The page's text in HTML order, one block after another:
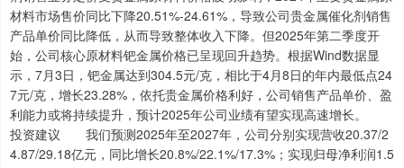
材料市场售价同比下降20.51%-24.61%，导致公司贵金属催化剂销售
产品单价同比降低，从而导致整体收入下降。但2025年第二季度开
始，公司核心原材料钯金属价格已呈现回升趋势。根据Wind数据显
示，7月3日，钯金属达到304.5元/克，相比于4月8日的年内最低点24
7元/克，增长23.28%，依托贵金属价格利好，公司销售产品单价、盈
利能力或将持续提升，预计2025年公司业绩有望实现高速增长。
投资建议 我们预测2025年至2027年，公司分别实现营收20.37/2
4.87/29.18亿元，同比增长20.8%/22.1%/17.3%；实现归母净利润1.5